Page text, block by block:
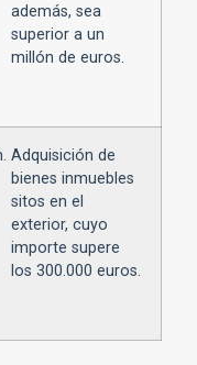
además, sea
superior a un
millón de euros.
Adquisición de
bienes inmuebles
sitos en el
exterior, cuyo
importe supere
los 300.000 euros.